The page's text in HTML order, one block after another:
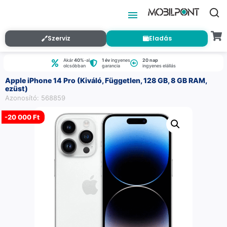
Szerviz Eladás
Akár40%-al
olcsóbban
1 évingyenes
garancia
20 nap
ingyenes elállás
Apple iPhone 14 Pro (Kiváló, Független, 128 GB, 8 GB RAM,
ezüst)
Azonosító: 568859
-20 000 Ft